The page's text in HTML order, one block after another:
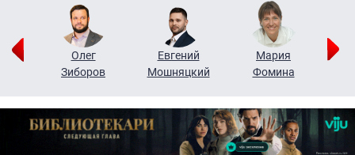
Олег
Зиборов
Евгений
Мошняцкий
Мария
Фомина